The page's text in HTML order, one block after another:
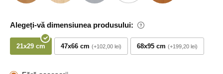
Alegeți-vă dimensiunea produsului:
21x29 cm 47x66 cm +102,00 lei 68x95 cm +199,20 lei